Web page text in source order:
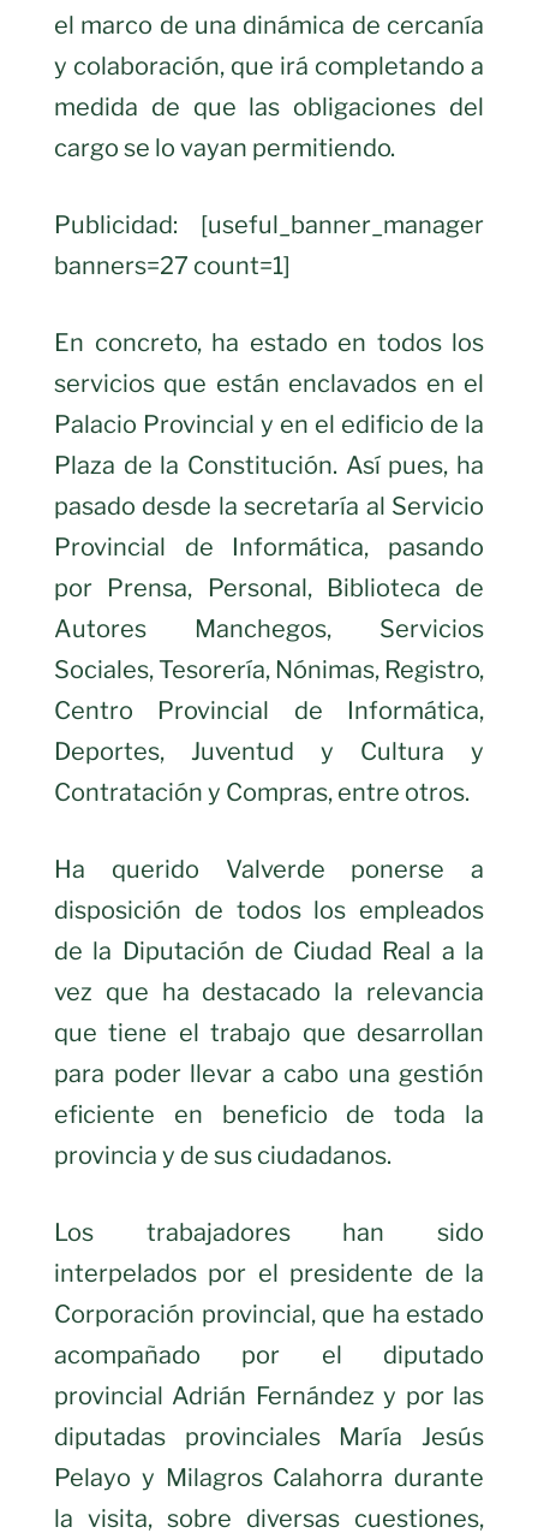
el marco de una dinámica de cercanía
y colaboración, que irá completando a
medida de que las obligaciones del
cargo se lo vayan permitiendo.
Publicidad: [useful_banner_manager
banners=27 count=1]
En concreto, ha estado en todos los
servicios que están enclavados en el
Palacio Provincial y en el edificio de la
Plaza de la Constitución. Así pues, ha
pasado desde la secretaría al Servicio
Provincial de Informática, pasando
por Prensa, Personal, Biblioteca de
Autores Manchegos, Servicios
Sociales, Tesorería, Nónimas, Registro,
Centro Provincial de Informática,
Deportes, Juventud y Cultura y
Contratación y Compras, entre otros.
Ha querido Valverde ponerse a
disposición de todos los empleados
de la Diputación de Ciudad Real a la
vez que ha destacado la relevancia
que tiene el trabajo que desarrollan
para poder llevar a cabo una gestión
eficiente en beneficio de toda la
provincia y de sus ciudadanos.
Los trabajadores han sido
interpelados por el presidente de la
Corporación provincial, que ha estado
acompañado por el diputado
provincial Adrián Fernández y por las
diputadas provinciales María Jesús
Pelayo y Milagros Calahorra durante
la visita, sobre diversas cuestiones,